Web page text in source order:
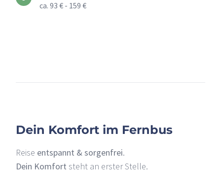
ca. 93 € - 159 €
Dein Komfort im Fernbus
Reise entspannt & sorgenfrei.
Dein Komfort steht an erster Stelle.